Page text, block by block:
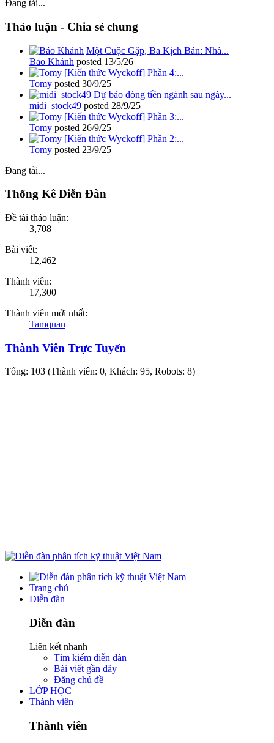
Đang tải...
Thảo luận - Chia sẻ chung
Một Cuộc Gặp, Ba Kịch Bản: Nhà...
Bảo Khánh posted 13/5/26
[Kiến thức Wyckoff] Phần 4:...
Tomy posted 30/9/25
Dự báo dòng tiền ngành sau ngày...
midi_stock49 posted 28/9/25
[Kiến thức Wyckoff] Phần 3:...
Tomy posted 26/9/25
[Kiến thức Wyckoff] Phần 2:...
Tomy posted 23/9/25
Đang tải...
Thống Kê Diễn Đàn
Đề tài thảo luận:
3,708
Bài viết:
12,462
Thành viên:
17,300
Thành viên mới nhất:
Tamquan
Thành Viên Trực Tuyến
Tổng: 103 (Thành viên: 0, Khách: 95, Robots: 8)
Trang chủ
Diễn đàn
Diễn đàn
Liên kết nhanh
Tìm kiếm diễn đàn
Bài viết gần đây
Đăng chủ đề
LỚP HỌC
Thành viên
Thành viên